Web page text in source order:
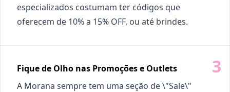
especializados costumam ter códigos que
oferecem de 10% a 15% OFF, ou até brindes.
Fique de Olho nas Promoções e Outlets
A Morana sempre tem uma seção de \"Sale\"